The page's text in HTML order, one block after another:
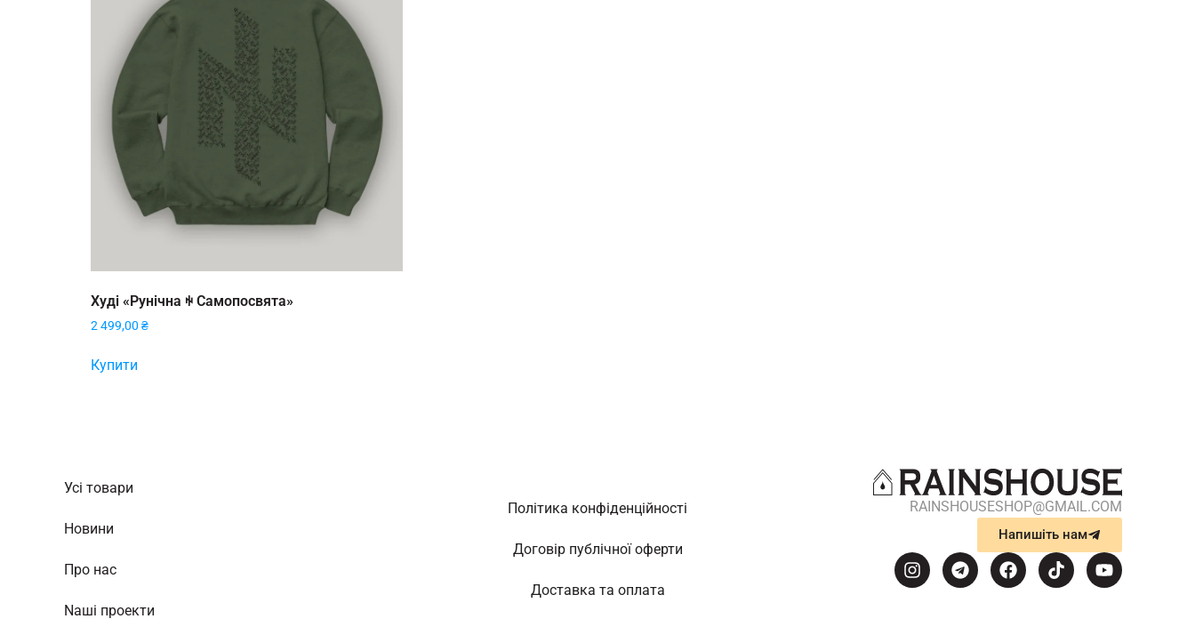
Худі «Рунічна ꑭ Самопосвята»
2 499,00 ₴
Купити
Усі товари
Новини
Про нас
Nаші проекти
Політика конфіденційності
Договір публічної оферти
Доставка та оплата
RAINSHOUSESHOP@GMAIL.COM
Напишіть нам